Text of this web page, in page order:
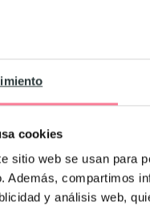
cookies
sitio web se usan para
Además, compartimos
y análisis web,
un buen momento
masificada como
agradables.
como
y laIglesia de
como los